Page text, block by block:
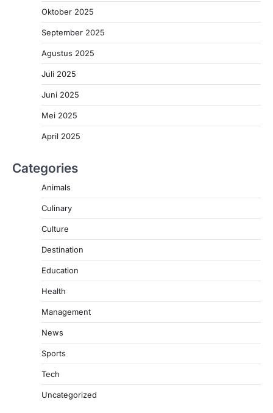
Oktober 2025
September 2025
Agustus 2025
Juli 2025
Juni 2025
Mei 2025
April 2025
Categories
Animals
Culinary
Culture
Destination
Education
Health
Management
News
Sports
Tech
Uncategorized